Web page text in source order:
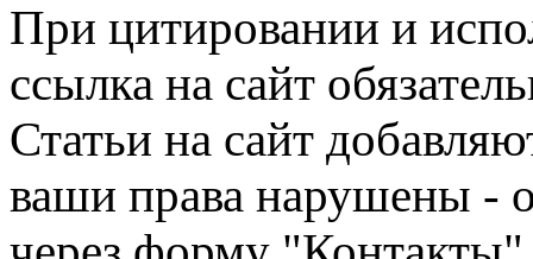
При цитировании и
ссылка на сайт
Статьи на сайт
ваши права нарушены -